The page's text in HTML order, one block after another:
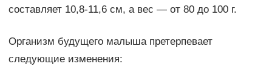
составляет 10,8-11,6 см, а вес — от 80 до 100 г.
Организм будущего малыша претерпевает
следующие изменения: